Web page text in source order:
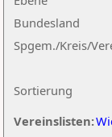
Sortierung
Bundesland
Spgem./Kreis/
Vereinslisten: